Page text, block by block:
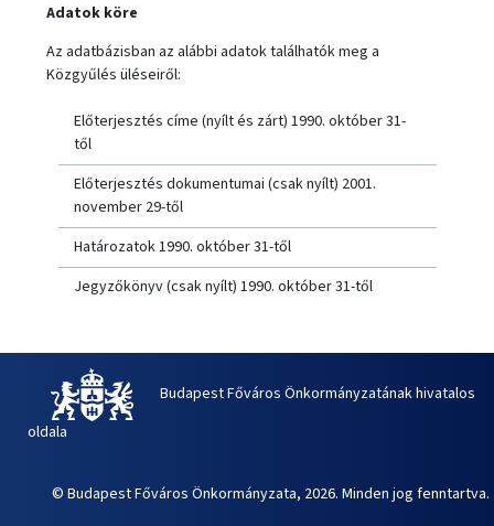
Adatok köre
Az adatbázisban az alábbi adatok találhatók meg a
Közgyűlés üléseiről:
Előterjesztés címe (nyílt és zárt) 1990. október 31-
től
Előterjesztés dokumentumai (csak nyílt) 2001.
november 29-től
Határozatok 1990. október 31-től
Jegyzőkönyv (csak nyílt) 1990. október 31-től
Budapest Főváros Önkormányzatának hivatalos
oldala
© Budapest Főváros Önkormányzata, 2026. Minden jog fenntartva.